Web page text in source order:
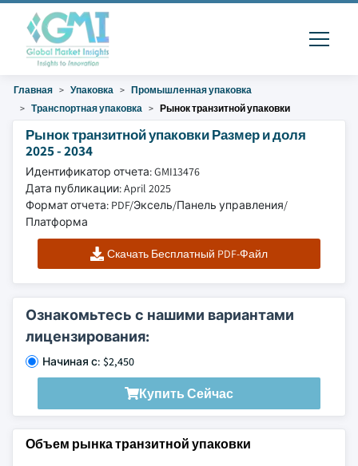
Главная Упаковка
Промышленная упаковка
Транспортная упаковка
Рынок транзитной упаковки
Рынок транзитной упаковки Размер и доля
2025 - 2034
Идентификатор отчета: GMI13476
Дата публикации: April 2025
Формат отчета: PDF/Эксель/Панель управления/
Платформа
Скачать Бесплатный PDF-Файл
Ознакомьтесь с нашими вариантами
лицензирования:
Начиная с: $2,450
Купить Сейчас
Объем рынка транзитной упаковки